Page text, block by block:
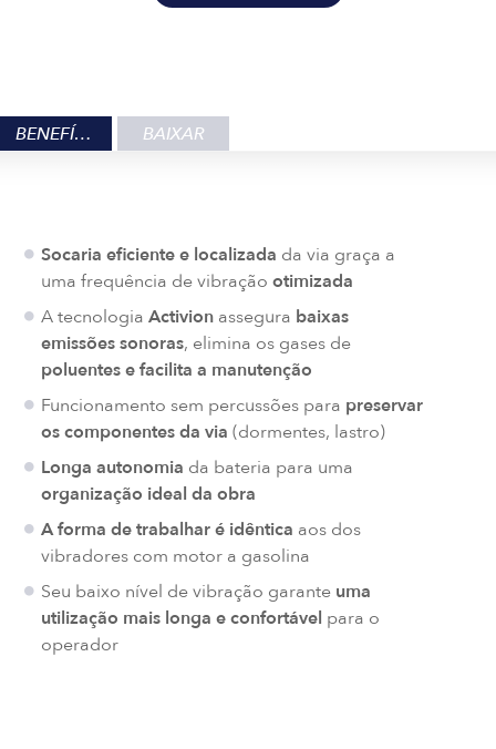
BENEFÍCIOS BAIXAR
Socaria eficiente e localizada da via graça a
uma frequência de vibraçãootimizada
A tecnologiaActivion assegura baixas
emissões sonoras, elimina os gases de
poluentes e facilita a manutenção
Funcionamento sem percussões para preservar
os componentes da via(dormentes, lastro)
Longa autonomia da bateria para uma
organização ideal da obra
A forma de trabalhar é idêntica aos dos
vibradores com motor a gasolina
Seu baixo nível de vibração garante uma
utilização mais longa e confortável para o
operador